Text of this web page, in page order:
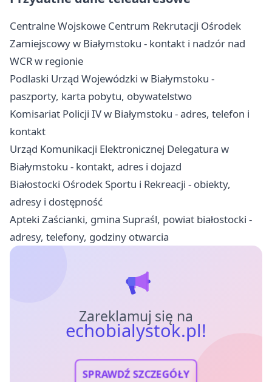
Centralne Wojskowe Centrum Rekrutacji Ośrodek
Zamiejscowy w Białymstoku - kontakt i nadzór nad
WCR w regionie
Podlaski Urząd Wojewódzki w Białymstoku -
paszporty, karta pobytu, obywatelstwo
Komisariat Policji IV w Białymstoku - adres, telefon i
kontakt
Urząd Komunikacji Elektronicznej Delegatura w
Białymstoku - kontakt, adres i dojazd
Białostocki Ośrodek Sportu i Rekreacji - obiekty,
adresy i dostępność
Apteki Zaścianki, gmina Supraśl, powiat białostocki -
adresy, telefony, godziny otwarcia
Zareklamuj się na
echobialystok.pl!
SPRAWDŹ SZCZEGÓŁY